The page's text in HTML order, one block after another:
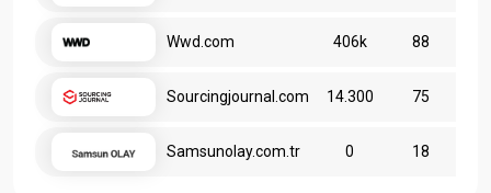
Wwd.com 406k 88
Sourcingjournal.com 14.300 75
Samsunolay.com.tr 0 18